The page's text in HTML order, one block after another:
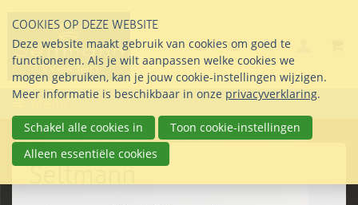
links
over
Direct
naar
inhoud
Direct
naar
het
info@seltmann-
Stel uw vraag
085 76 07 000
Search
Menu
Seltmann
COOKIES OP DEZE WEBSITE
Deze website maakt gebruik van cookies om goed te
functioneren. Als je wilt aanpassen welke cookies we
mogen gebruiken, kan je jouw cookie-instellingen wijzigen.
Meer informatie is beschikbaar in onze privacyverklaring.
Schakel alle cookies in
Toon cookie-instellingen
Alleen essentiële cookies